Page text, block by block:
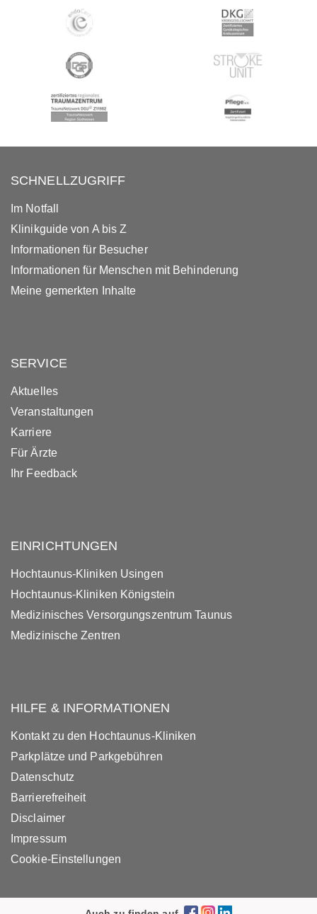
SCHNELLZUGRIFF
Im Notfall
Klinikguide von A bis Z
Informationen für Besucher
Informationen für Menschen mit Behinderung
Meine gemerkten Inhalte
SERVICE
Aktuelles
Veranstaltungen
Karriere
Für Ärzte
Ihr Feedback
EINRICHTUNGEN
Hochtaunus-Kliniken Usingen
Hochtaunus-Kliniken Königstein
Medizinisches Versorgungszentrum Taunus
Medizinische Zentren
HILFE & INFORMATIONEN
Kontakt zu den Hochtaunus-Kliniken
Parkplätze und Parkgebühren
Datenschutz
Barrierefreiheit
Disclaimer
Impressum
Cookie-Einstellungen